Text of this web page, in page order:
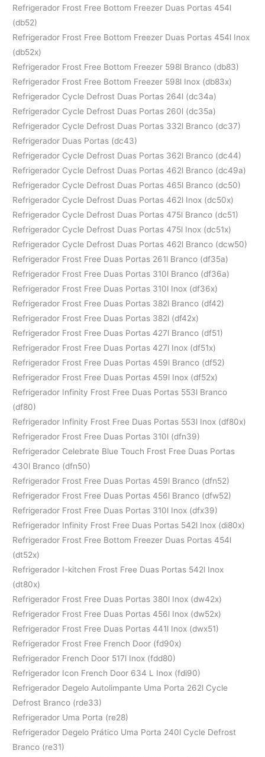
Refrigerador Frost Free Bottom Freezer Duas Portas 454l
(db52)
Refrigerador Frost Free Bottom Freezer Duas Portas 454l Inox
(db52x)
Refrigerador Frost Free Bottom Freezer 598l Branco (db83)
Refrigerador Frost Free Bottom Freezer 598l Inox (db83x)
Refrigerador Cycle Defrost Duas Portas 264l (dc34a)
Refrigerador Cycle Defrost Duas Portas 260l (dc35a)
Refrigerador Cycle Defrost Duas Portas 332l Branco (dc37)
Refrigerador Duas Portas (dc43)
Refrigerador Cycle Defrost Duas Portas 362l Branco (dc44)
Refrigerador Cycle Defrost Duas Portas 462l Branco (dc49a)
Refrigerador Cycle Defrost Duas Portas 465l Branco (dc50)
Refrigerador Cycle Defrost Duas Portas 462l Inox (dc50x)
Refrigerador Cycle Defrost Duas Portas 475l Branco (dc51)
Refrigerador Cycle Defrost Duas Portas 475l Inox (dc51x)
Refrigerador Cycle Defrost Duas Portas 462l Branco (dcw50)
Refrigerador Frost Free Duas Portas 261l Branco (df35a)
Refrigerador Frost Free Duas Portas 310l Branco (df36a)
Refrigerador Frost Free Duas Portas 310l Inox (df36x)
Refrigerador Frost Free Duas Portas 382l Branco (df42)
Refrigerador Frost Free Duas Portas 382l (df42x)
Refrigerador Frost Free Duas Portas 427l Branco (df51)
Refrigerador Frost Free Duas Portas 427l Inox (df51x)
Refrigerador Frost Free Duas Portas 459l Branco (df52)
Refrigerador Frost Free Duas Portas 459l Inox (df52x)
Refrigerador Infinity Frost Free Duas Portas 553l Branco
(df80)
Refrigerador Infinity Frost Free Duas Portas 553l Inox (df80x)
Refrigerador Frost Free Duas Portas 310l (dfn39)
Refrigerador Celebrate Blue Touch Frost Free Duas Portas
430l Branco (dfn50)
Refrigerador Frost Free Duas Portas 459l Branco (dfn52)
Refrigerador Frost Free Duas Portas 456l Branco (dfw52)
Refrigerador Frost Free Duas Portas 310l Inox (dfx39)
Refrigerador Infinity Frost Free Duas Portas 542l Inox (di80x)
Refrigerador Frost Free Bottom Freezer Duas Portas 454l
(dt52x)
Refrigerador I-kitchen Frost Free Duas Portas 542l Inox
(dt80x)
Refrigerador Frost Free Duas Portas 380l Inox (dw42x)
Refrigerador Frost Free Duas Portas 456l Inox (dw52x)
Refrigerador Frost Free Duas Portas 441l Inox (dwx51)
Refrigerador Frost Free French Door (fd90x)
Refrigerador French Door 517l Inox (fdd80)
Refrigerador Icon French Door 634 L Inox (fdi90)
Refrigerador Degelo Autolimpante Uma Porta 262l Cycle
Defrost Branco (rde33)
Refrigerador Uma Porta (re28)
Refrigerador Degelo Prático Uma Porta 240l Cycle Defrost
Branco (re31)